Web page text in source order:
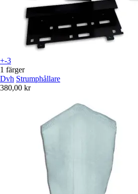
+-3
1 färger
Dvh Strumphållare
380,00 kr